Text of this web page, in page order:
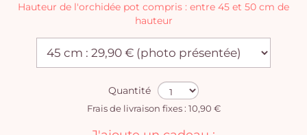
Hauteur de l'orchidée pot compris : entre 45 et 50 cm de
hauteur
Quantité
Frais de livraison fixes : 10,90 €